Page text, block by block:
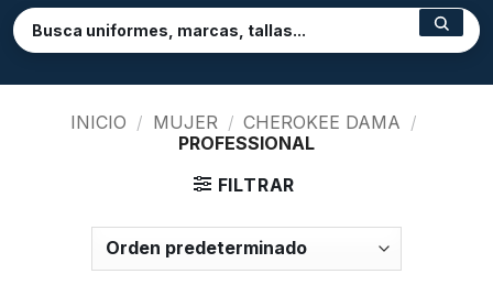
INICIO / MUJER / CHEROKEE DAMA /
PROFESSIONAL
FILTRAR